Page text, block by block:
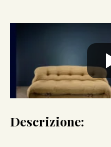
Descrizione: